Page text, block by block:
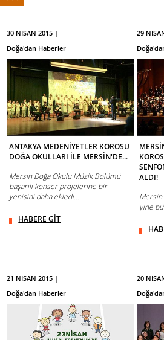
30 NİSAN 2015 |
Doğa'dan Haberler
ANTAKYA MEDENİYETLER KOROSU
DOĞA OKULLARI İLE MERSİN'DE...
Mersin Doğa Okulu Müzik Bölümü
başarılı konser projelerine bir
yenisini daha ekledi…
HABERE GİT
29
ALDI!
Mersin
yine
21 NİSAN 2015 |
Doğa'dan Haberler
20